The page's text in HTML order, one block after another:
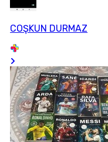
COŞKUN DURMAZ